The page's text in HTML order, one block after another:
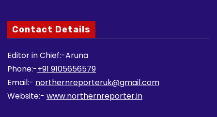
Contact Details
Editor in Chief:-Aruna
Phone:-+91 9105656579
Email:- northernreporteruk@gmail.com
Website:- www.northernreporter.in